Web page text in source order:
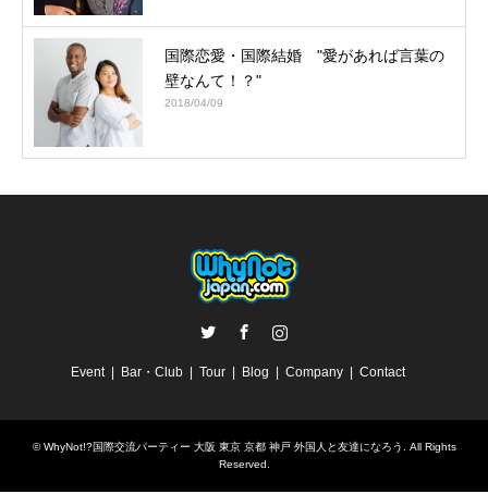
国際恋愛・国際結婚 "愛があれば言葉の
壁なんて！？"
2018/04/09
Event Bar・Club Tour Blog Company Contact
©WhyNot!?国際交流パーティー 大阪 東京 京都 神戸 外国人と友達になろう. All Rights
Reserved.